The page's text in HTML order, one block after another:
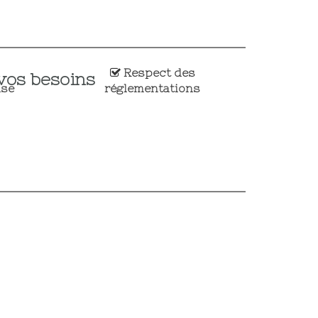
besoins
Respect des
réglementations